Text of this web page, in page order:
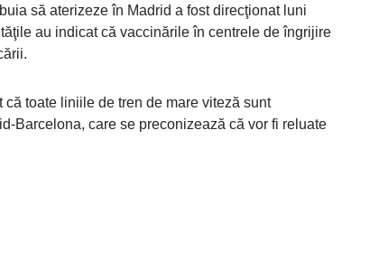
să aterizeze în Madrid a fost direcţionat luni
au indicat că vaccinările în centrele de îngrijire
toate liniile de tren de mare viteză sunt
Barcelona, care se preconizează că vor fi reluate